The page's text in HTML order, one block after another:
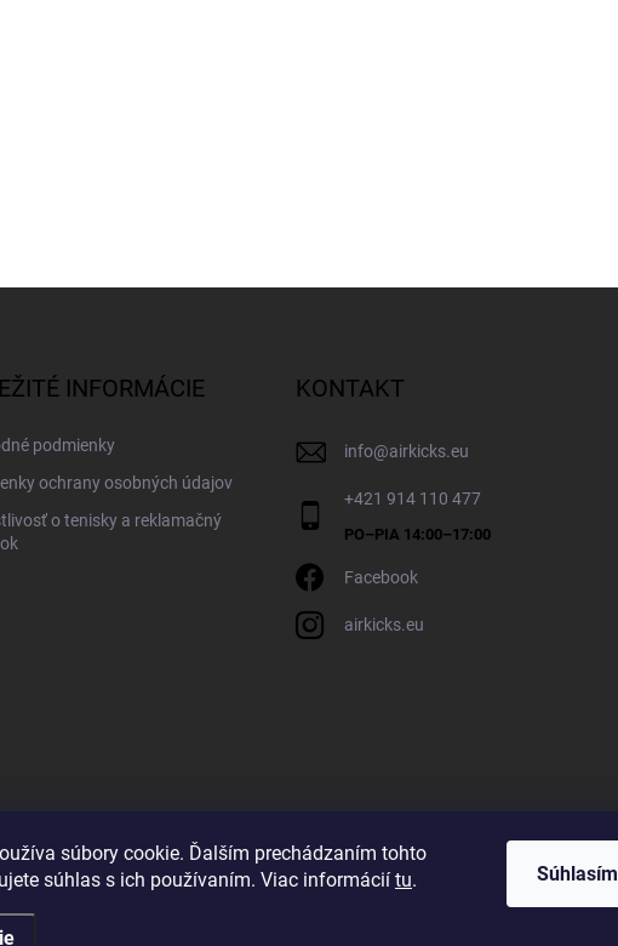
súbory cookie. Ďalším prechádzaním tohto
súhlas s ich používaním. Viac informácií tu. Súhlasím
INFORMÁCIE
podmienky
ochrany osobných údajov
o tenisky a reklamačný
KONTAKT
info@airkicks.eu
+421 914 110 477
Facebook
airkicks.eu